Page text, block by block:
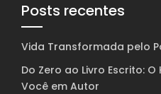
Posts recentes
Vida Transformada pelo
Do Zero ao Livro Escrito:
Você em Autor